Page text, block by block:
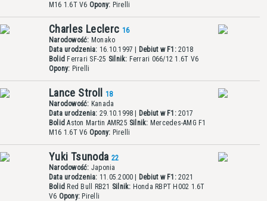
M16 1.6T V6 Opony: Pirelli
Charles Leclerc 16
Narodowość: Monako
Data urodzenia: 16.10.1997 | Debiut w F1:2018
Bolid Ferrari SF-25 Silnik: Ferrari 066/12 1.6T V6
Opony: Pirelli
Lance Stroll
18
Narodowość: Kanada
Data urodzenia: 29.10.1998 | Debiut w F1:2017
Bolid Aston Martin AMR25 Silnik: Mercedes-AMG F1
M16 1.6T V6 Opony: Pirelli
Yuki Tsunoda 22
Narodowość: Japonia
Data urodzenia: 11.05.2000 | Debiut w F1:2021
Bolid Red Bull RB21 Silnik: Honda RBPT H002 1.6T
V6 Opony: Pirelli